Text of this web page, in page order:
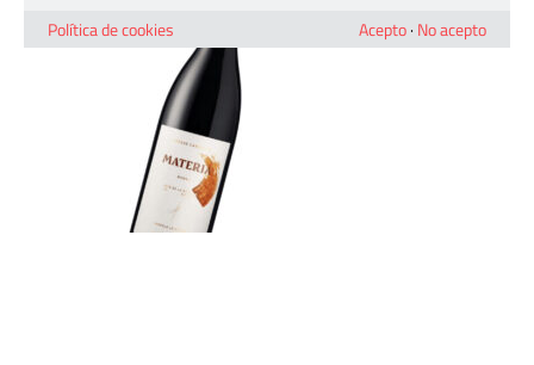
Política de cookies
Acepto· No acepto